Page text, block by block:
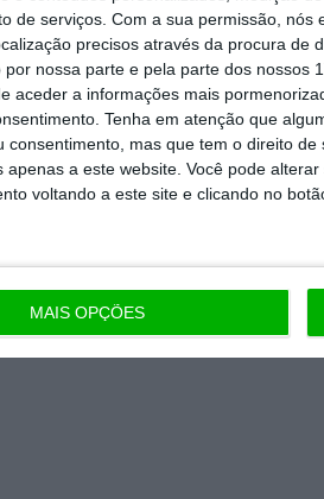
de serviços. Com a sua permissão, nós
precisos através da procura de
por nossa parte e pela parte dos nossos
aceder a informações mais
Tenha em atenção que
consentimento, mas que tem o direito
apenas a este website. Você pode
voltando a este site e clicando no
MAIS OPÇÕES